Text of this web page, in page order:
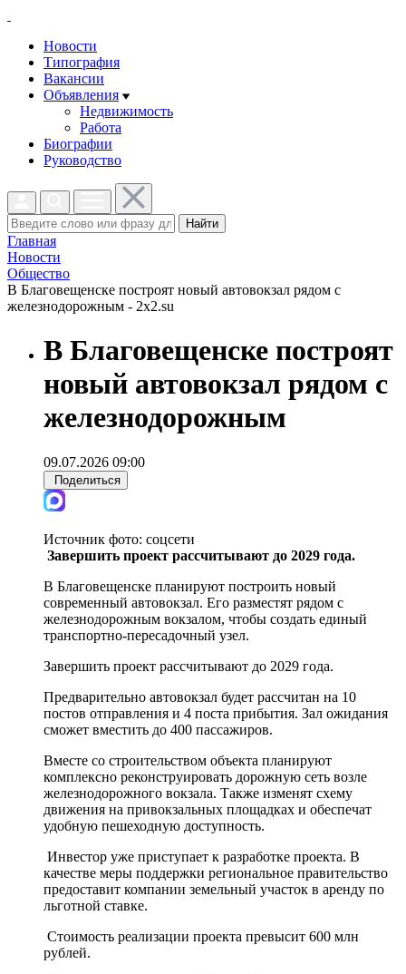
Новости
Типография
Вакансии
Объявления
Недвижимость
Работа
Биографии
Руководство
Найти
Главная
Новости
Общество
В Благовещенске построят новый автовокзал рядом с
железнодорожным - 2x2.su
В Благовещенске построят
новый автовокзал рядом с
железнодорожным
09.07.2026 09:00
Поделиться
Источник фото: соцсети
Завершить проект рассчитывают до 2029 года.
В Благовещенске планируют построить новый
современный автовокзал. Его разместят рядом с
железнодорожным вокзалом, чтобы создать единый
транспортно-пересадочный узел.
Завершить проект рассчитывают до 2029 года.
Предварительно автовокзал будет рассчитан на 10
постов отправления и 4 поста прибытия. Зал ожидания
сможет вместить до 400 пассажиров.
Вместе со строительством объекта планируют
комплексно реконструировать дорожную сеть возле
железнодорожного вокзала. Также изменят схему
движения на привокзальных площадках и обеспечат
удобную пешеходную доступность.
Инвестор уже приступает к разработке проекта. В
качестве меры поддержки региональное правительство
предоставит компании земельный участок в аренду по
льготной ставке.
Стоимость реализации проекта превысит 600 млн
рублей.